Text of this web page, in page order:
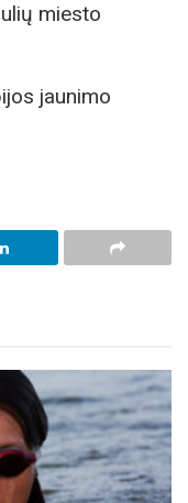
miesto
jaunimo